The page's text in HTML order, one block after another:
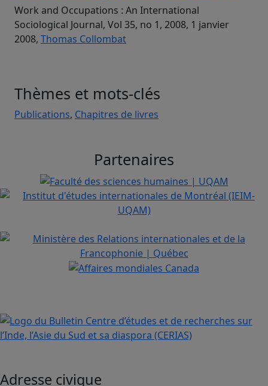
Work and Occupations : An International
Sociological Journal, Vol 35, no 1, 2008, 1 janvier
2008, Thomas Collombat
Thèmes et mots-clés
Publications, Chapitres de livres
Partenaires
Adresse civique